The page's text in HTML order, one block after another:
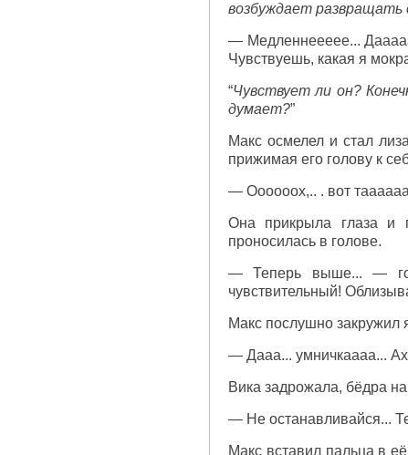
возбуждает развращать
— Медленнеееее...
Чувствуешь, какая я
“Чувствует ли он?
думает?”
Макс осмелел и стал
прижимая его голову к
— Оооооох,.. . вот
Она прикрыла глаза и
проносилась в голове.
— Теперь выше... —
чувствительный!
Макс послушно закружил
— Дааа... умничкаааа...
Вика задрожала, бёдра
— Не останавливайся...
Макс вставил пальца в